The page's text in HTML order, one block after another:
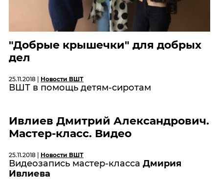
"Добрые крышечки" для добрых
дел
25.11.2018 | Новости ВШТ
ВШТ в помощь детям-сиротам
Ивлиев Дмитрий Александрович.
Мастер-класс. Видео
25.11.2018 | Новости ВШТ
Видеозапись мастер-класса Дмирия
Ивлиева